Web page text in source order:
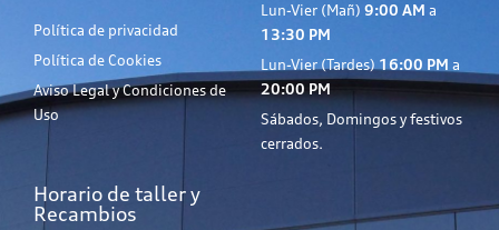
Política de privacidad
Política de Cookies
Aviso Legal y Condiciones de
Uso
Lun-Vier (Mañ) 9:00 AM a
13:30 PM
Lun-Vier (Tardes) 16:00 PM a
20:00 PM
Sábados, Domingos y festivos
cerrados.
Horario de taller y
Recambios